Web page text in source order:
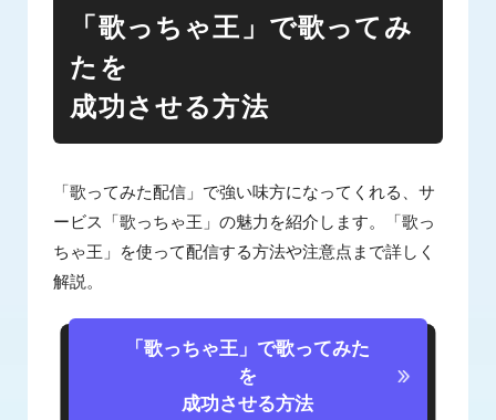
「歌っちゃ王」で歌ってみ
たを
成功させる方法
「歌ってみた配信」で強い味方になってくれる、サ
ービス「歌っちゃ王」の魅力を紹介します。「歌っ
ちゃ王」を使って配信する方法や注意点まで詳しく
解説。
「歌っちゃ王」で歌ってみた
を
成功させる方法